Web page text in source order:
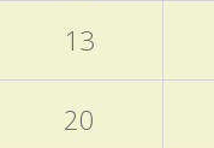
13
20